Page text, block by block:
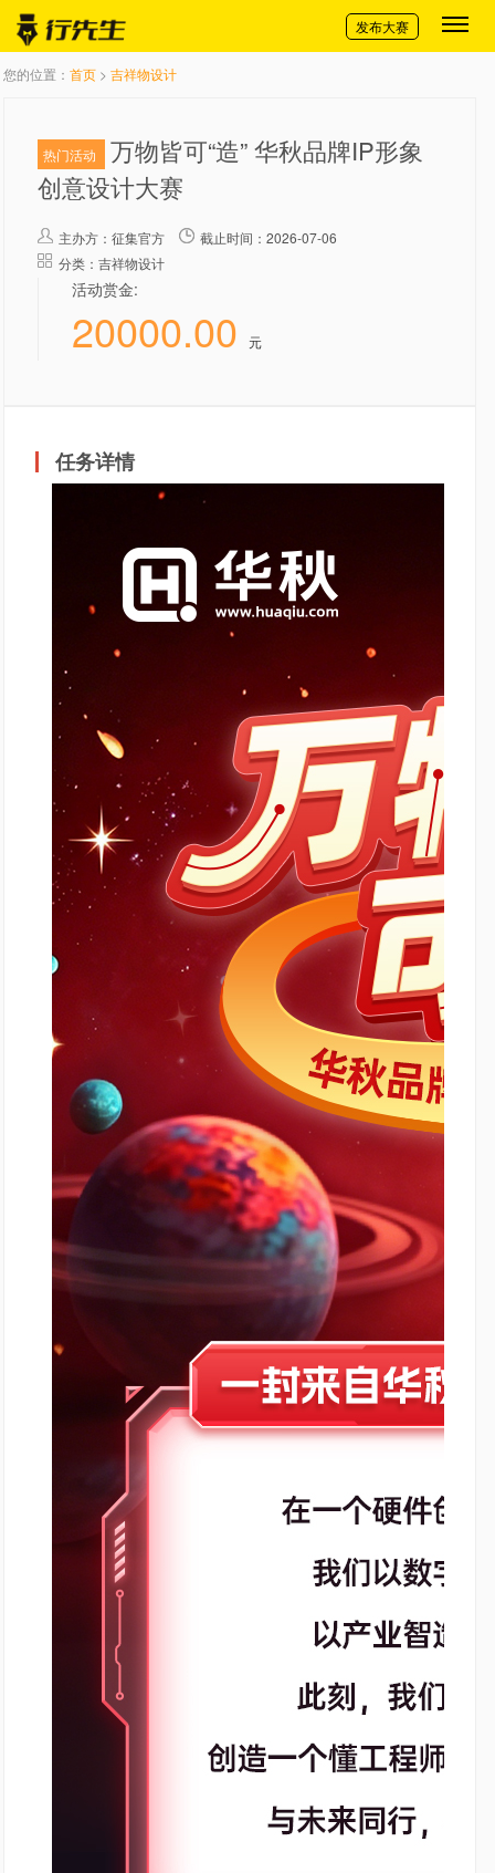
切换导航
发布大赛
您的位置： 首页 > 吉祥物设计
热门活动
万物皆可“造” 华秋品牌IP形象
创意设计大赛
主办方： 征集官方
截止时间：2026-07-06
分类：吉祥物设计
活动赏金:
20000.00 元
任务详情